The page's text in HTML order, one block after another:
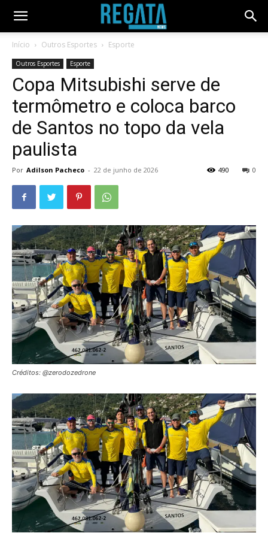
Início Outros Esportes Esporte
Outros Esportes Esporte
Copa Mitsubishi serve de
termômetro e coloca barco
de Santos no topo da vela
paulista
Por Adilson Pacheco - 22 de junho de 2026 0
490
Créditos: @zerodozedrone